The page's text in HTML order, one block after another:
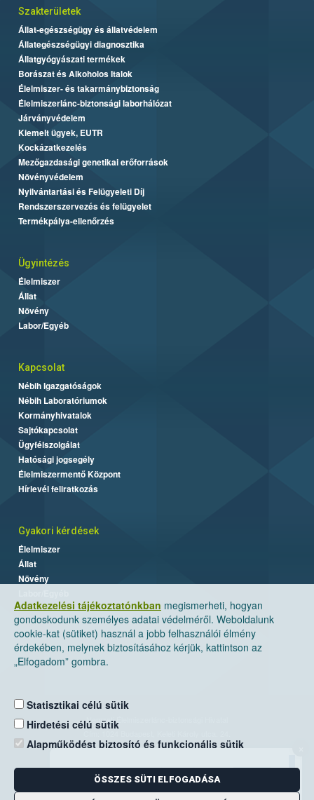
Adatkezelési tájékoztatónkban megismerheti, hogyan
gondoskodunk személyes adatai védelméről. Weboldalunk
cookie-kat (sütiket) használ a jobb felhasználói élmény
érdekében, melynek biztosításához kérjük, kattintson az
„Elfogadom” gombra.
Statisztikai célú sütik
Hirdetési célú sütik
Alapműködést biztosító és funkcionális sütik
ÖSSZES SÜTI ELFOGADÁSA
Szakterületek
Állat-egészségügy és állatvédelem
Állategészségügyi diagnosztika
Állatgyógyászati termékek
Borászat és Alkoholos Italok
Élelmiszer- és takarmánybiztonság
Élelmiszerlánc-biztonsági laborhálózat
Járványvédelem
Kiemelt ügyek, EUTR
Kockázatkezelés
Mezőgazdasági genetikai erőforrások
Növényvédelem
Nyilvántartási és Felügyeleti Díj
Rendszerszervezés és felügyelet
Termékpálya-ellenőrzés
Ügyintézés
Élelmiszer
Állat
Növény
Labor/Egyéb
Kapcsolat
Nébih Igazgatóságok
Nébih Laboratóriumok
Kormányhivatalok
Sajtókapcsolat
Ügyfélszolgálat
Hatósági jogsegély
Élelmiszermentő Központ
Hírlevél feliratkozás
Gyakori kérdések
Élelmiszer
Állat
Növény
Nemzeti Élelmiszerlánc-biztonsági Hivatal
Levelezési cím: 1525 Budapest. Pf. 30.
E-mail:ugyfelszolgalat@nebih.gov.hu